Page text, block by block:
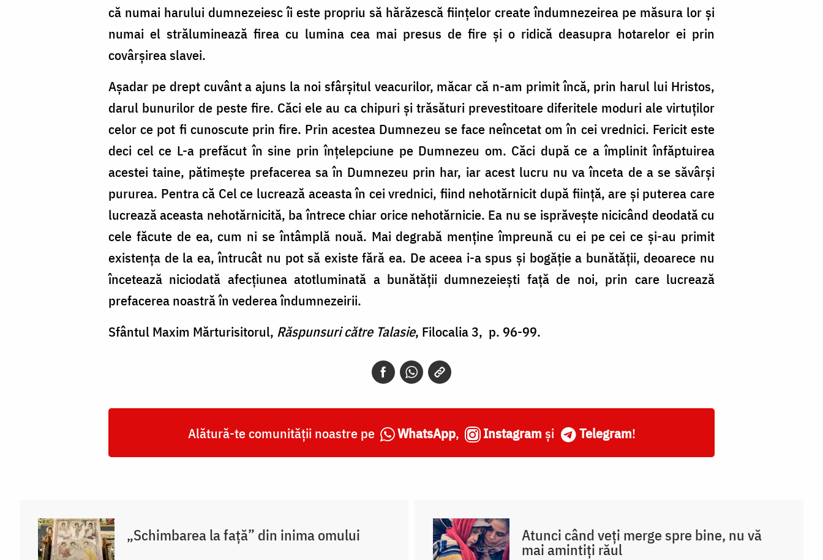
că numai harului dumnezeiesc îi este propriu să hărăzescă fiinţelor create îndumnezeirea pe măsura lor şi
numai el străluminează firea cu lumina cea mai presus de fire şi o ridică deasupra hotarelor ei prin
covârşirea slavei.
Aşadar pe drept cuvânt a ajuns la noi sfârşitul veacurilor, măcar că n-am primit încă, prin harul lui Hristos,
darul bunurilor de peste fire. Căci ele au ca chipuri şi trăsături prevestitoare diferitele moduri ale virtuţilor
celor ce pot fi cunoscute prin fire. Prin acestea Dumnezeu se face neîncetat om în cei vrednici. Fericit este
deci cel ce L-a prefăcut în sine prin înţelepciune pe Dumnezeu om. Căci după ce a împlinit înfăptuirea
acestei taine, pătimeşte prefacerea sa în Dumnezeu prin har, iar acest lucru nu va înceta de a se săvârşi
pururea. Pentra că Cel ce lucrează aceasta în cei vrednici, fiind nehotărnicit după fiinţă, are şi puterea care
lucrează aceasta nehotărnicită, ba întrece chiar orice nehotărnicie. Ea nu se isprăveşte nicicând deodată cu
cele făcute de ea, cum ni se întâmplă nouă. Mai degrabă menţine împreună cu ei pe cei ce şi-au primit
existenţa de la ea, întrucât nu pot să existe fără ea. De aceea i-a spus şi bogăţie a bunătăţii, deoarece nu
încetează niciodată afecţiunea atotluminată a bunătăţii dumnezeieşti faţă de noi, prin care lucrează
prefacerea noastră în vederea îndumnezeirii.
Sfântul Maxim Mărturisitorul, Răspunsuri către Talasie, Filocalia 3, p. 96-99.
Alătură-te comunității noastre pe WhatsApp, Instagram și Telegram!
„Schimbarea la față” din inima omului Atunci când veți merge spre bine, nu vă
mai amintiți răul